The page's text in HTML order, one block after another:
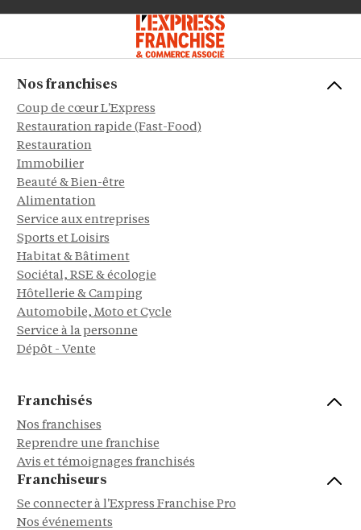
Nos franchises
Coup de cœur L'Express
Restauration rapide (Fast-Food)
Restauration
Immobilier
Beauté & Bien-être
Alimentation
Service aux entreprises
Sports et Loisirs
Habitat & Bâtiment
Sociétal, RSE & écologie
Hôtellerie & Camping
Automobile, Moto et Cycle
Service à la personne
Dépôt - Vente
Franchisés
Nos franchises
Reprendre une franchise
Avis et témoignages franchisés
Franchiseurs
Se connecter à l'Express Franchise Pro
Nos événements